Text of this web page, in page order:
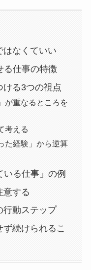
はなくていい
る仕事の特徴
ける3つの視点
が重なるところを
考える
た経験」から逆算
る仕事」の例
意する
行動ステップ
ず続けられるこ